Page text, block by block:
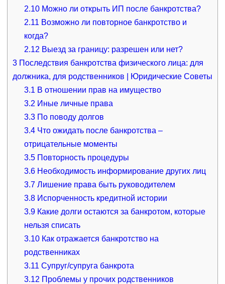
2.10 Можно ли открыть ИП после банкротства?
2.11 Возможно ли повторное банкротство и
когда?
2.12 Выезд за границу: разрешен или нет?
3Последствия банкротства физического лица: для
должника, для родственников | Юридические Советы
3.1 В отношении прав на имущество
3.2 Иные личные права
3.3 По поводу долгов
3.4 Что ожидать после банкротства –
отрицательные моменты
3.5 Повторность процедуры
3.6 Необходимость информирование других лиц
3.7 Лишение права быть руководителем
3.8 Испорченность кредитной истории
3.9 Какие долги остаются за банкротом, которые
нельзя списать
3.10 Как отражается банкротство на
родственниках
3.11 Супруг/супруга банкрота
3.12 Проблемы у прочих родственников